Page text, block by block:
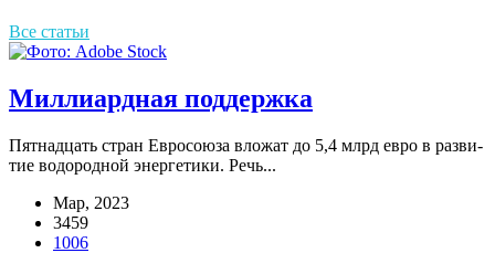
Все статьи
Миллиардная поддержка
Пятна­дцать стран Евро­со­ю­за вло­жат до 5,4 млрд евро в раз­ви­
тие водо­род­ной энер­ге­ти­ки. Речь...
Мар, 2023
3459
1006